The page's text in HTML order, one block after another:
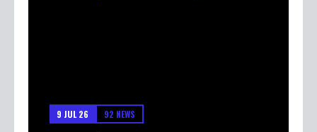
9 JUL 26 92 NEWS